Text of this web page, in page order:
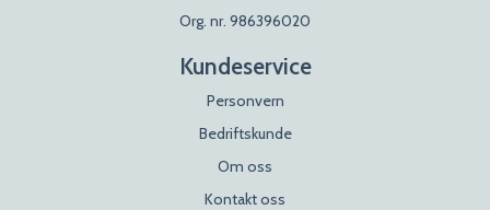
Org. nr. 986396020
Kundeservice
Personvern
Bedriftskunde
Om oss
Kontakt oss